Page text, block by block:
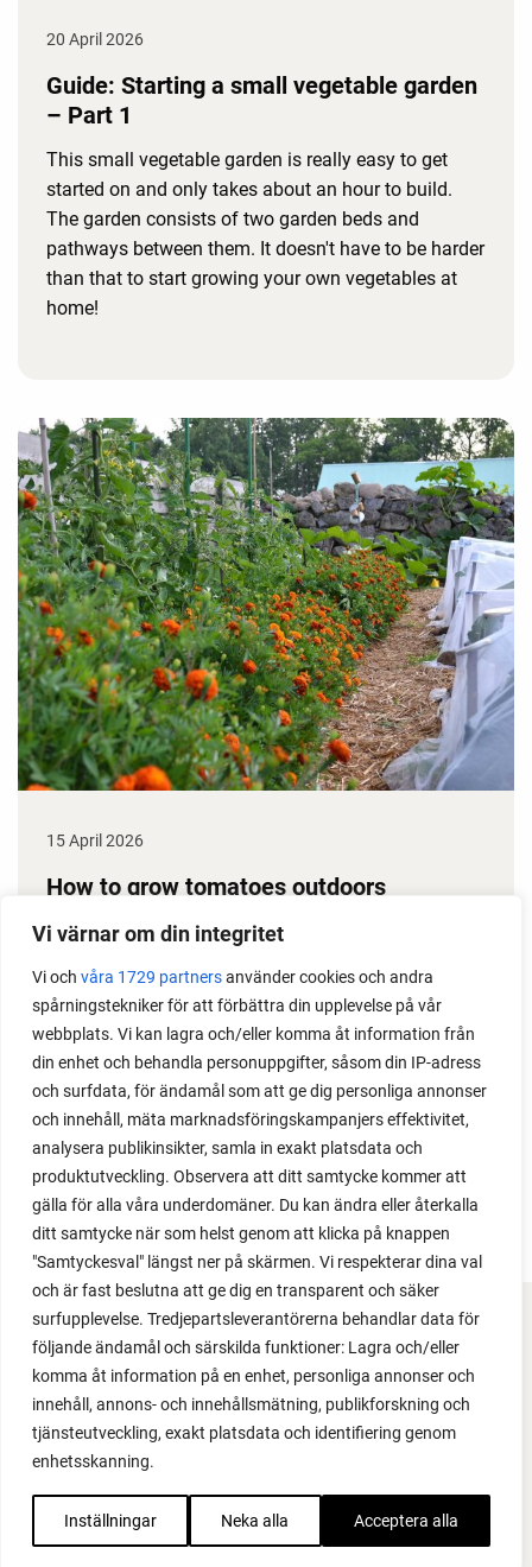
Vi värnar om din integritet
Vi och våra 1729 partnersanvänder cookies och andra
spårningstekniker för att förbättra din upplevelse på vår
webbplats. Vi kan lagra och/eller komma åt information från
din enhet och behandla personuppgifter, såsom din IP-adress
och surfdata, för ändamål som att ge dig personliga annonser
och innehåll, mäta marknadsföringskampanjers effektivitet,
analysera publikinsikter, samla in exakt platsdata och
produktutveckling. Observera att ditt samtycke kommer att
gälla för alla våra underdomäner. Du kan ändra eller återkalla
ditt samtycke när som helst genom att klicka på knappen
"Samtyckesval" längst ner på skärmen. Vi respekterar dina val
och är fast beslutna att ge dig en transparent och säker
surfupplevelse. Tredjepartsleverantörerna behandlar data för
följande ändamål och särskilda funktioner: Lagra och/eller
komma åt information på en enhet, personliga annonser och
innehåll, annons- och innehållsmätning, publikforskning och
tjänsteutveckling, exakt platsdata och identifiering genom
enhetsskanning.
Inställningar Neka alla Acceptera alla
20 April 2026
Guide: Starting a small vegetable garden
– Part 1
This small vegetable garden is really easy to get
started on and only takes about an hour to build.
The garden consists of two garden beds and
pathways between them. It doesn't have to be harder
than that to start growing your own vegetables at
home!
15 April 2026
How to grow tomatoes outdoors
Do you need a greenhouse to grow tomatoes? This
readers. I grow tomatoes outdoors without any
issues. Why not give it a try?
LOAD MORE
FACEBOOK
YOUTUBE